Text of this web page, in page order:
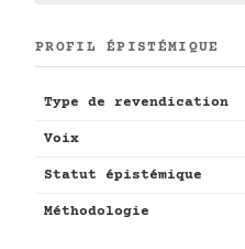
PROFIL ÉPISTÉMIQUE
Type de revendication
Voix
Statut épistémique
Méthodologie